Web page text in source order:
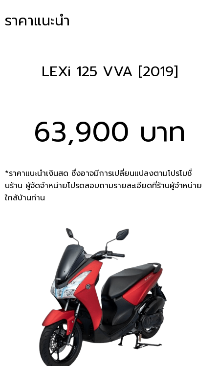
ราคาแนะนำ
LEXi 125 VVA [2019]
63,900 บาท
*ราคาแนะนำเงินสด ซึ่งอาจมีการเปลี่ยนแปลงตามโปรโมชั่
นร้าน ผู้จัดจำหน่ายโปรดสอบถามรายละเอียดที่ร้านผู้จำหน่าย
ใกล้บ้านท่าน